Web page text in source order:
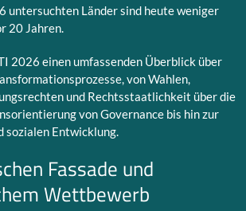
untersuchten Länder sind heute weniger
20 Jahren.
2026 einen umfassenden Überblick über
von Wahlen,
und Rechtsstaatlichkeit über die
von Governance bis hin zur
sozialen Entwicklung.
Fassade und
Wettbewerb